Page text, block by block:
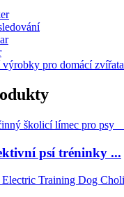
pro domácí zvířata
psí tréninky ...